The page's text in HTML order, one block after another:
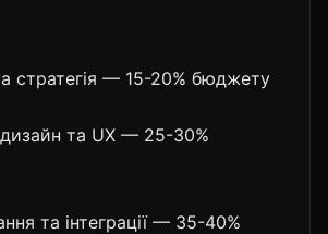
стратегія — 15-20% бюджету
дизайн та UX — 25-30%
та інтеграції — 35-40%